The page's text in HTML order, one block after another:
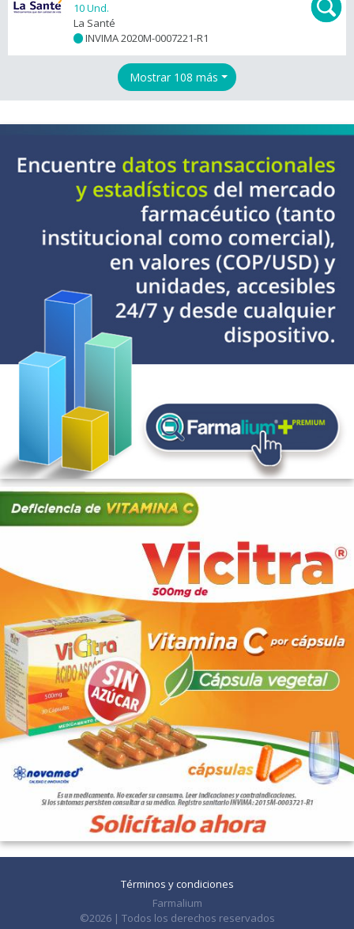
10 Und.
La Santé
INVIMA 2020M-0007221-R1
Mostrar 108 más
Términos y condiciones
Farmalium
©2026 | Todos los derechos reservados